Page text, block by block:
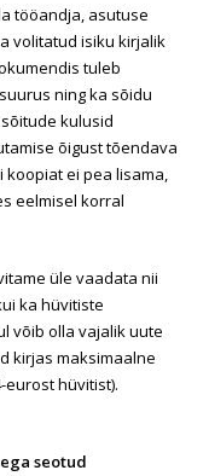
tööandja, asutuse
volitatud isiku kirjalik
tuleb
ning ka sõidu
kulusid
õigust tõendava
ei pea lisama,
eelmisel korral
üle vaadata nii
ka hüvitiste
võib olla vajalik uute
kirjas maksimaalne
eurost hüvitist).
seotud